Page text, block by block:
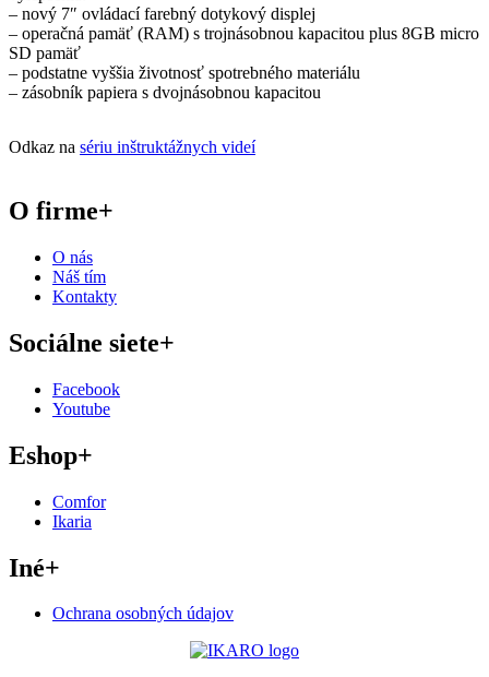
– nový 7″ ovládací farebný dotykový displej
– operačná pamäť (RAM) s trojnásobnou kapacitou plus 8GB micro
SD pamäť
– podstatne vyššia životnosť spotrebného materiálu
– zásobník papiera s dvojnásobnou kapacitou
Odkaz na sériu inštruktážnych videí
O firme+
O nás
Náš tím
Kontakty
Sociálne siete+
Facebook
Youtube
Eshop+
Comfor
Ikaria
Iné+
Ochrana osobných údajov